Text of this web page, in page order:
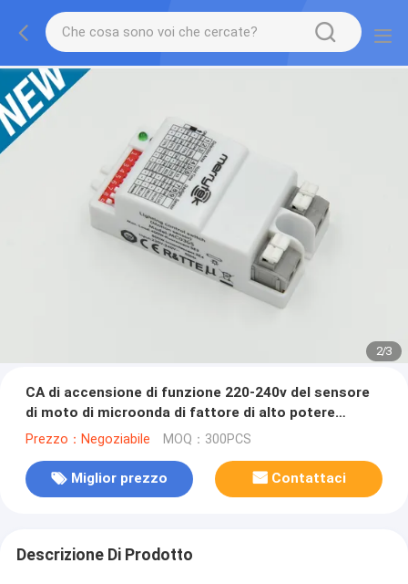
2/3
CA di accensione di funzione 220-240v del sensore
di moto di microonda di fattore di alto potere
MC036S
Prezzo：Negoziabile MOQ：300PCS
Miglior prezzo Contattaci
Descrizione Di Prodotto